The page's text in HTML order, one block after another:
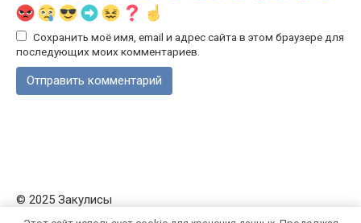
Сохранить моё имя, email и адрес сайта в этом браузере для
последующих моих комментариев.
© 2025 Закулисы